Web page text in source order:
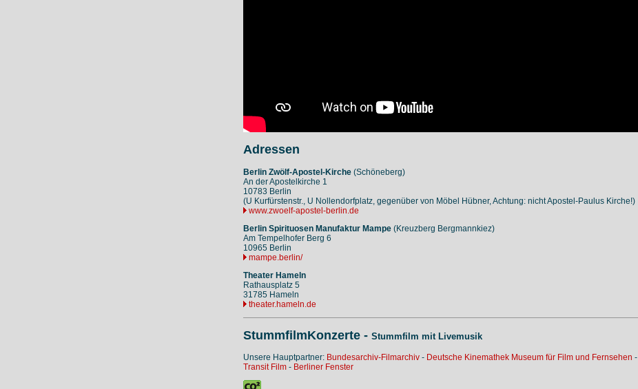
Adressen
Berlin Zwölf-Apostel-Kirche (Schöneberg)
An der Apostelkirche 1
10783 Berlin
(U Kurfürstenstr., U Nollendorfplatz, gegenüber von Möbel Hübner, Achtung: nicht Apostel-Paulus Kirche!)
www.zwoelf-apostel-berlin.de
Berlin Spirituosen Manufaktur Mampe (Kreuzberg Bergmannkiez)
Am Tempelhofer Berg 6
10965 Berlin
mampe.berlin/
Theater Hameln
Rathausplatz 5
31785 Hameln
theater.hameln.de
StummfilmKonzerte - Stummfilm mit Livemusik
Unsere Hauptpartner: Bundesarchiv-Filmarchiv - Deutsche Kinemathek Museum für Film und Fernsehen -
Transit Film - Berliner Fenster